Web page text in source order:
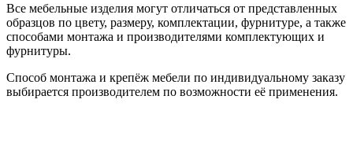
Все мебельные изделия могут отличаться от представленных
образцов по цвету, размеру, комплектации, фурнитуре, а также
способами монтажа и производителями комплектующих и
фурнитуры.
Способ монтажа и крепёж мебели по индивидуальному заказу
выбирается производителем по возможности её применения.